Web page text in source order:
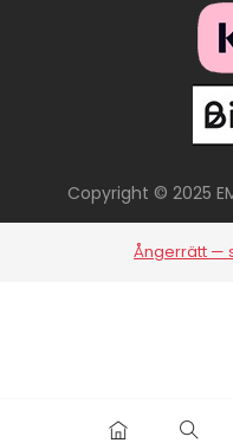
Copyright © 2025
Ångerrätt —